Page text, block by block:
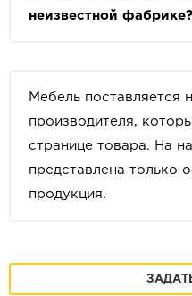
неизвестной фабрике?
Мебель поставляется
производителя,
странице товара. На
представлена только
продукция.